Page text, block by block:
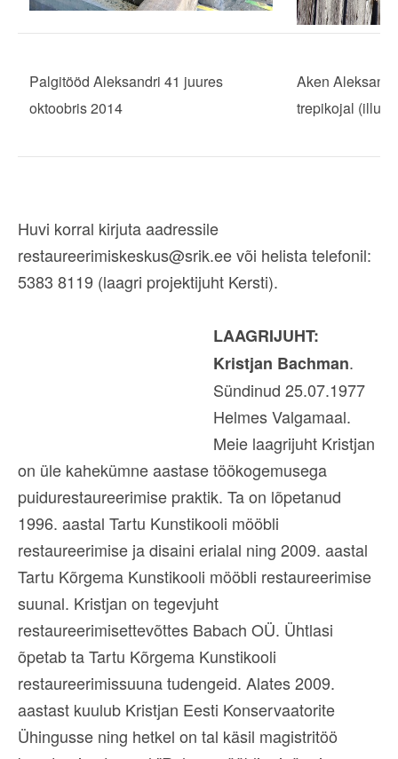
Palgitööd Aleksandri 41 juures
oktoobris 2014
Aken
trepikojal
Huvi korral kirjuta aadressile
restaureerimiskeskus@srik.ee või helista telefonil:
5383 8119 (laagri projektijuht Kersti).
LAAGRIJUHT:
Kristjan Bachman.
Sündinud 25.07.1977
Helmes Valgamaal.
Meie laagrijuht Kristjan
on üle kahekümne aastase töökogemusega
puidurestaureerimise praktik. Ta on lõpetanud
1996. aastal Tartu Kunstikooli mööbli
restaureerimise ja disaini erialal ning 2009. aastal
Tartu Kõrgema Kunstikooli mööbli restaureerimise
suunal. Kristjan on tegevjuht
restaureerimisettevõttes Babach OÜ. Ühtlasi
õpetab ta Tartu Kõrgema Kunstikooli
restaureerimissuuna tudengeid. Alates 2009.
aastast kuulub Kristjan Eesti Konservaatorite
Ühingusse ning hetkel on tal käsil magistritöö